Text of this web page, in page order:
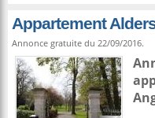
Appartement
Annonce gratuite du 22/09/2016.